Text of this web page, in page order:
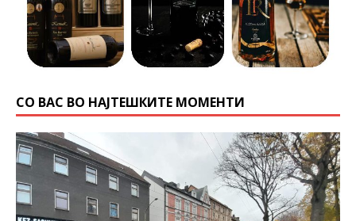
СО ВАС ВО НАЈТЕШКИТЕ МОМЕНТИ